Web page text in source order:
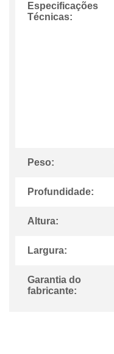
Especificações
Técnicas:
Peso:
Profundidade:
Altura:
Largura:
Garantia do
fabricante: